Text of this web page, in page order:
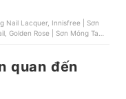
Nail Lacquer, Innisfree | Sơn
Golden Rose | Sơn Móng Tay
quan đến